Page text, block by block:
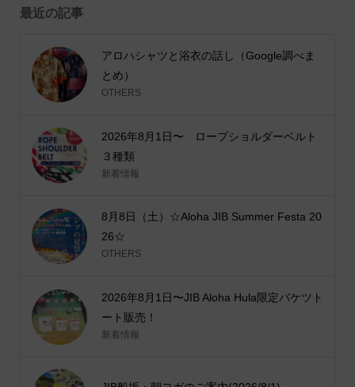
最近の記事
アロハシャツと浴衣の話し（Google調べま
とめ）
OTHERS
2026年8月1日〜 ロープショルダーベルト
３種類
新着情報
8月8日（土）☆Aloha JIB Summer Festa 20
26☆
OTHERS
2026年8月1日〜JIB Aloha Hula限定バケツト
ート販売！
新着情報